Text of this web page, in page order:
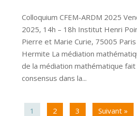
Colloquium CFEM-ARDM 2025
2025, 14h – 18h Institut Henri
Pierre et Marie Curie, 75005
Hermite La médiation
de la médiation mathématique fait
consensus dans la...
1 2 3 Suivant »